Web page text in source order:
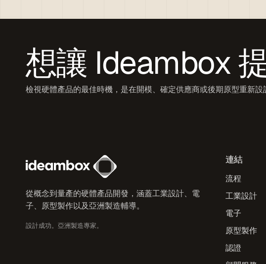
想讓 Ideambox
檢視硬體產品的最佳時機，是在開模、確定供應商或後期原型重新設
從概念到量產的硬體產品開發，涵蓋工業設計、電
子、原型製作以及亞洲製造輔導。
設計成功。亞洲製造專家。
連結
流程
工業設計
電子
原型製作
認證